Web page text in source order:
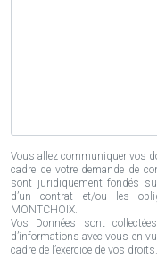
Vous allez communiquer vos
cadre de votre demande de
sont juridiquement fondés
d’un contrat et/ou les
MONTCHOIX.
Vos Données sont
d’informations avec vous en
cadre de l’exercice de vos droits.